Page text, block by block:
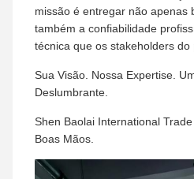
missão é entregar não apenas
também a confiabilidade
técnica que os stakeholders do
Sua Visão. Nossa Expertise.
Deslumbrante.
Shen Baolai International
Boas Mãos.